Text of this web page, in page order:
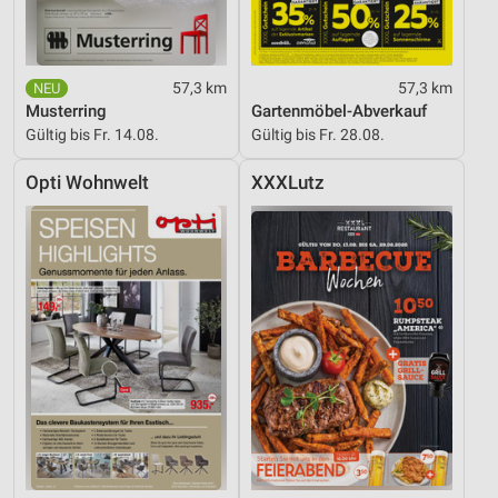
57,3 km
Musterring
Gültig bis Fr. 14.08.
57,3 km
Gartenmöbel-Abverkauf
Gültig bis Fr. 28.08.
Opti Wohnwelt XXXLutz
Quellen
Entwicklung und Verbesserung der Angebote
Verwendung reduzierter Daten zur Auswahl von
Inhalten
Verwendung genauer Standortdaten
Geräte anhand von aktiv angeforderten
Informationen identifizieren
Nicht-IAB-Verarbeitungszwecke:
Notwendig
Performance
Funktional
Werbung